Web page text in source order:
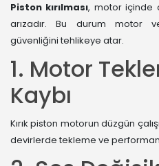
Piston kırılması, motor içinde
arızadır. Bu durum motor
güvenliğini tehlikeye atar.
1. Motor
Kaybı
Kırık piston motorun düzgün
devirlerde tekleme ve